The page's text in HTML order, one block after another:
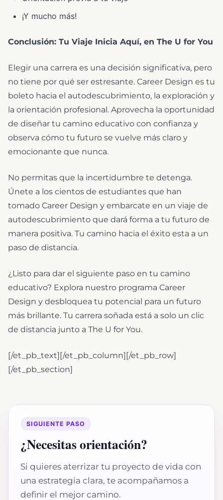
¡Y mucho más!
Conclusión: Tu Viaje Inicia Aquí, en The U for You
Elegir una carrera es una decisión significativa, pero
no tiene por qué ser estresante. Career Design es tu
boleto hacia el autodescubrimiento, la exploración y
la orientación profesional. Aprovecha la oportunidad
de diseñar tu camino educativo con confianza y
observa cómo tu futuro se vuelve más claro y
emocionante que nunca.
No permitas que la incertidumbre te detenga.
Únete a los cientos de estudiantes que han
tomado Career Design y embarcate en un viaje de
autodescubrimiento que dará forma a tu futuro de
manera positiva. Tu camino hacia el éxito esta a un
paso de distancia.
¿Listo para dar el siguiente paso en tu camino
educativo? Explora nuestro programa Career
Design y desbloquea tu potencial para un futuro
más brillante. Tu carrera soñada está a solo un clic
de distancia junto a The U for You.
[/et_pb_text][/et_pb_column][/et_pb_row]
[/et_pb_section]
SIGUIENTE PASO
¿Necesitas orientación?
Si quieres aterrizar tu proyecto de vida con
una estrategia clara, te acompañamos a
definir el mejor camino.